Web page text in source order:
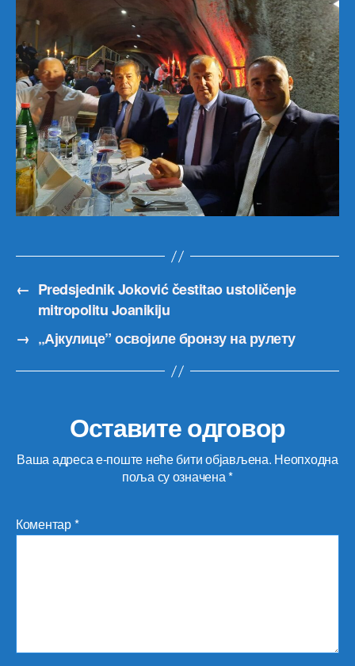
← Predsjednik Joković čestitao ustoličenje
mitropolitu Joanikiju
→ „Ајкулице” освојиле бронзу на рулету
Оставите одговор
Ваша адреса е-поште неће бити објављена. Неопходна
поља су означена*
Коментар*